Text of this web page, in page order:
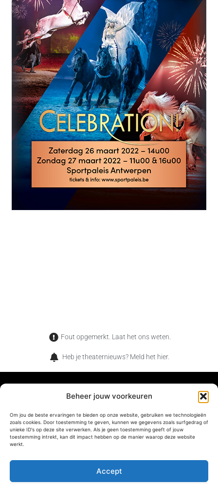
Beheer jouw voorkeuren
Om jou de beste ervaringen te bieden op onze website, gebruiken we technologieën
zoals cookies. Door toestemming te geven, kunnen we gegevens zoals surfgedrag of
unieke ID's op deze site verwerken. Als je geen toestemming geeft of jouw
toestemming intrekt, kan dit impact hebben op de manier waarop deze website
werkt.
Accept
Fout opgemerkt. Laat het ons weten.
Heb je theaternieuws? Meld het hier.
TheaterMag is het magazine voor de verwonderde
theaterliefhebber. Wat jij en onze lezers met elkaar gemeen
hebben, is dat jullie net als ons houden van de magische